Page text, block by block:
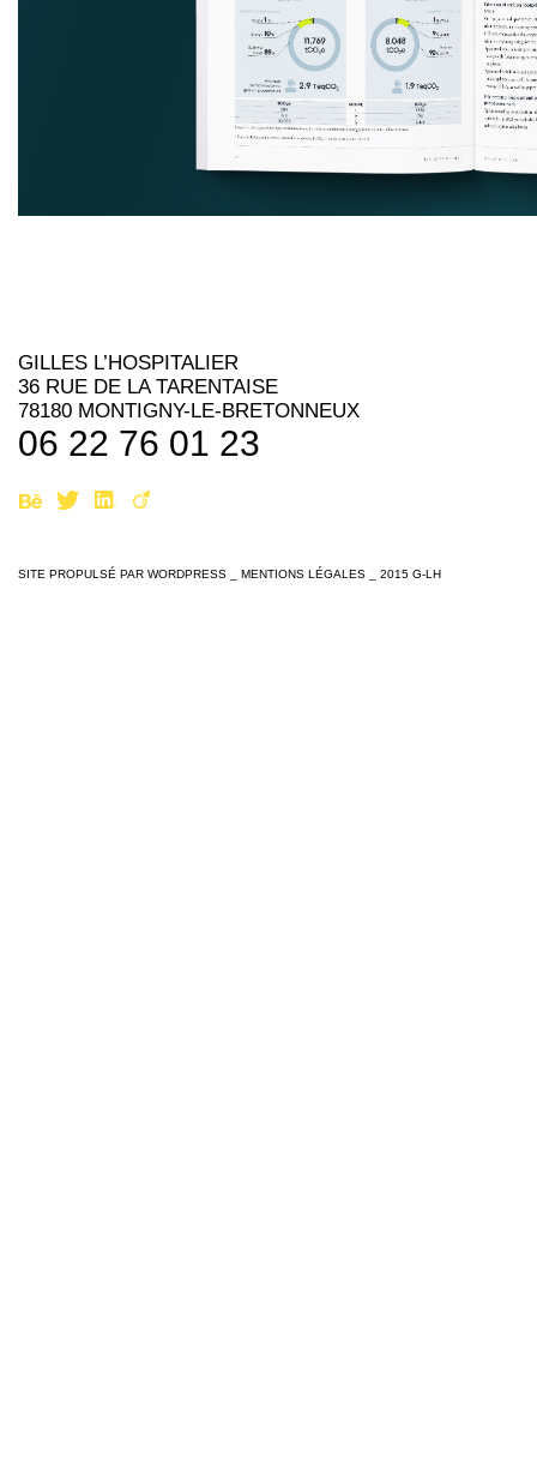
GILLES L’HOSPITALIER
36 RUE DE LA TARENTAISE
78180 MONTIGNY-LE-BRETONNEUX
06 22 76 01 23
SITE PROPULSÉ PAR WORDPRESS MENTIONS LÉGALES _ 2015 G-LH